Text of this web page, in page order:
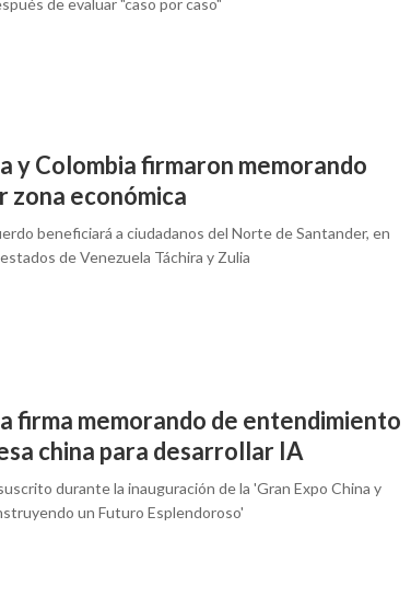
de evaluar "caso por caso"
y Colombia firmaron memorando
zona económica
beneficiará a ciudadanos del Norte de Santander, en
de Venezuela Táchira y Zulia
firma memorando de entendimiento
china para desarrollar IA
durante la inauguración de la 'Gran Expo China y
un Futuro Esplendoroso'